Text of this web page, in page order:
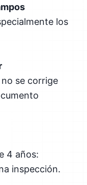
los
se corrige
4 años:
inspección.